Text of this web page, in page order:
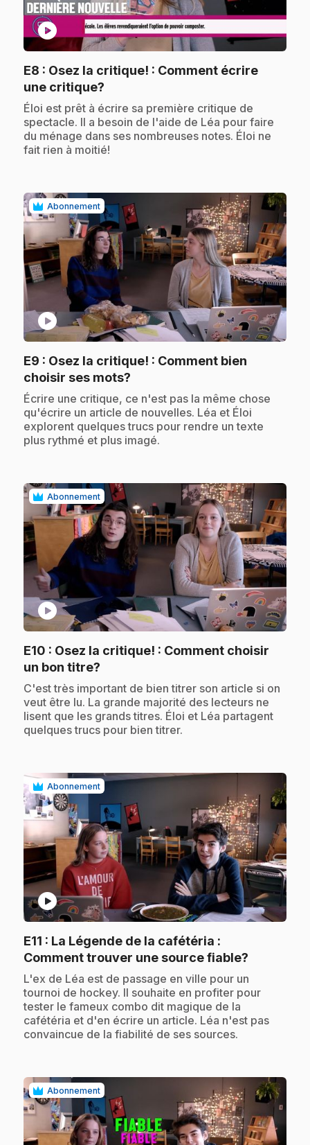
play_circle
E8 : Osez la critique! : Comment écrire
une critique?
.Éloi est prêt à écrire sa première critique de
spectacle. Il a besoin de l'aide de Léa pour faire
du ménage dans ses nombreuses notes. Éloi ne
fait rien à moitié!
Abonnement
play_circle
E9 : Osez la critique! : Comment bien
choisir ses mots?
.Écrire une critique, ce n'est pas la même chose
qu'écrire un article de nouvelles. Léa et Éloi
explorent quelques trucs pour rendre un texte
plus rythmé et plus imagé.
Abonnement
play_circle
E10 : Osez la critique! : Comment choisir
un bon titre?
.C'est très important de bien titrer son article si on
veut être lu. La grande majorité des lecteurs ne
lisent que les grands titres. Éloi et Léa partagent
quelques trucs pour bien titrer.
Abonnement
play_circle
E11 : La Légende de la cafétéria :
Comment trouver une source fiable?
.L'ex de Léa est de passage en ville pour un
tournoi de hockey. Il souhaite en profiter pour
tester le fameux combo dit magique de la
cafétéria et d'en écrire un article. Léa n'est pas
convaincue de la fiabilité de ses sources.
Abonnement